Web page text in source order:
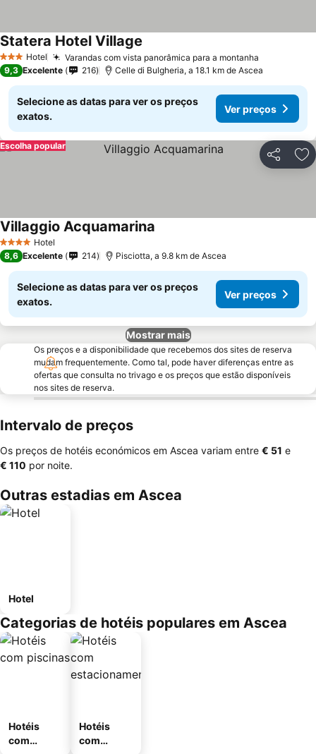
3 EstrelasHotel Varandas com vista panorâmica para a montanha
Statera Hotel Village
9,3 Excelente 216 Celle di Bulgheria, a 18.1 km de Ascea
Selecione as datas para ver os preços
exatos.
Ver preços
Partilhar
Escolha popular
4 EstrelasHotel
Villaggio Acquamarina
8,6 Excelente 214 Pisciotta, a 9.8 km de Ascea
Selecione as datas para ver os preços
exatos.
Ver preços
Mostrar mais
Os preços e a disponibilidade que recebemos dos sites de reserva
mudam frequentemente. Como tal, pode haver diferenças entre as
ofertas que consulta no trivago e os preços que estão disponíveis
nos sites de reserva.
Intervalo de preços
Os preços de hotéis económicos em Ascea variam entre ‎€ 51 e
‎€ 110 por noite.
Outras estadias em Ascea
Hotel
Categorias de hotéis populares em Ascea
Hotéis
com
Hotéis
com